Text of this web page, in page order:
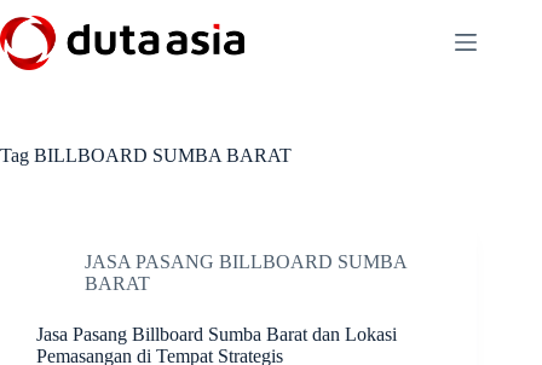
to
content
Tag BILLBOARD SUMBA BARAT
JASA PASANG BILLBOARD SUMBA
BARAT
Jasa Pasang Billboard Sumba Barat dan Lokasi
Pemasangan di Tempat Strategis